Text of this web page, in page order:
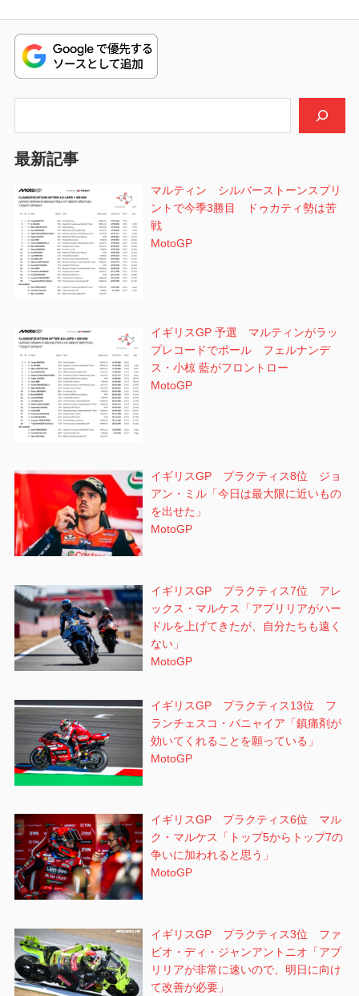
ビ
ゲ
ー
ン
稿:
最新記事
マルティン シルバーストーンスプリ
ントで今季3勝目 ドゥカティ勢は苦
戦
MotoGP
イギリスGP 予選 マルティンがラッ
プレコードでポール フェルナンデ
ス・小椋 藍がフロントロー
MotoGP
イギリスGP プラクティス8位 ジョ
アン・ミル「今日は最大限に近いもの
を出せた」
MotoGP
イギリスGP プラクティス7位 アレ
ックス・マルケス「アプリリアがハー
ドルを上げてきたが、自分たちも遠く
ない」
MotoGP
イギリスGP プラクティス13位 フ
ランチェスコ・バニャイア「鎮痛剤が
効いてくれることを願っている」
MotoGP
イギリスGP プラクティス6位 マル
ク・マルケス「トップ5からトップ7の
争いに加われると思う」
MotoGP
イギリスGP プラクティス3位 ファ
ビオ・ディ・ジャンアントニオ「アプ
リリアが非常に速いので、明日に向け
て改善が必要」